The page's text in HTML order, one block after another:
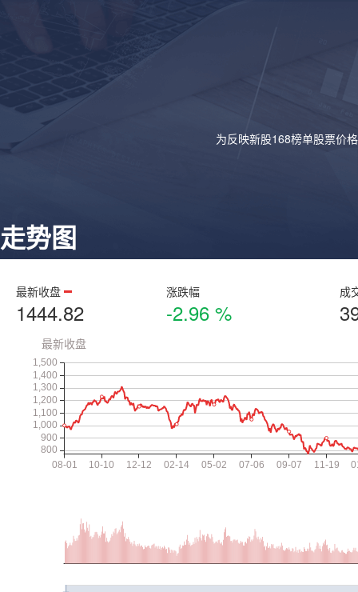
为反映新股168榜单股票价
走势图
最新收盘
1444.82
涨跌幅
-2.96 %
成